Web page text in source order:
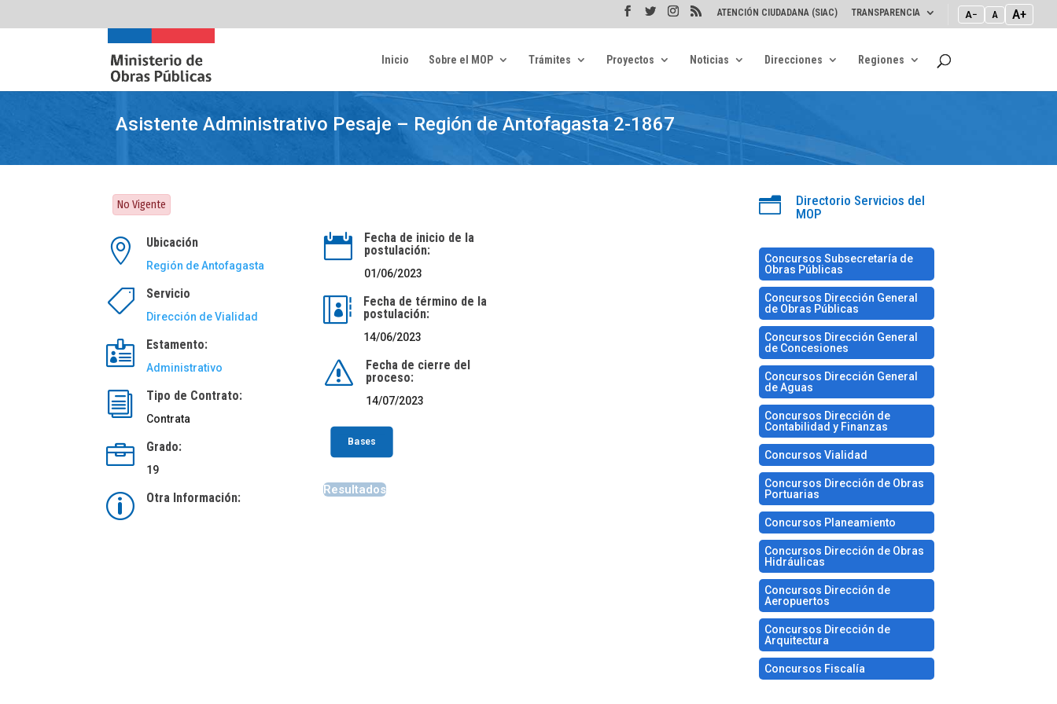
ATENCIÓN CIUDADANA (SIAC) TRANSPARENCIA A− A A+
Inicio Sobre el MOP Trámites Proyectos Noticias Direcciones Regiones
Asistente Administrativo Pesaje – Región de Antofagasta 2-1867
No Vigente
 Ubicación
Región de Antofagasta
 Servicio
Dirección de Vialidad
 Estamento:
Administrativo
i Tipo de Contrato:
Contrata
 Grado:
19
p Otra Información:

Fecha de inicio de la
postulación:
01/06/2023

Fecha de término de la
postulación:
14/06/2023
s
Fecha de cierre del
proceso:
14/07/2023
Bases
Resultados
n
Directorio Servicios del
MOP
Concursos Subsecretaría de
Obras Públicas
Concursos Dirección General
de Obras Públicas
Concursos Dirección General
de Concesiones
Concursos Dirección General
de Aguas
Concursos Dirección de
Contabilidad y Finanzas
Concursos Vialidad
Concursos Dirección de Obras
Portuarias
Concursos Planeamiento
Concursos Dirección de Obras
Hidráulicas
Concursos Dirección de
Aeropuertos
Concursos Dirección de
Arquitectura
Concursos Fiscalía